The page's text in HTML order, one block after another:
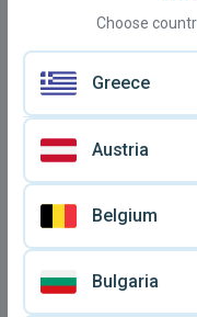
Longines 978/6247
μεταχειρισμένο vintage
ρολόι dress unisex 1982
€ 370
Choose
Greece
Austria
Belgium
Bulgaria